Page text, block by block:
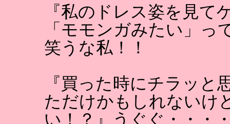
『私のドレス姿を見て
「モモンガみたい」
笑うな私！！
『買った時にチラッと
ただけかもしれないけ
い！？』うぐぐ・・・